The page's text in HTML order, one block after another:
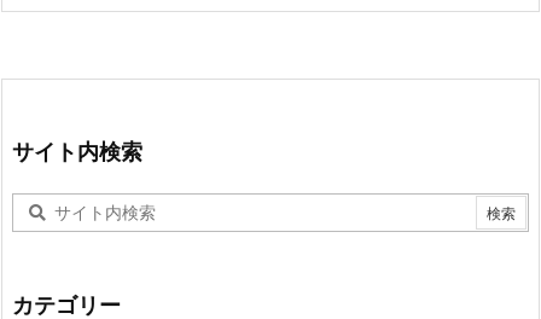
サイト内検索
カテゴリー